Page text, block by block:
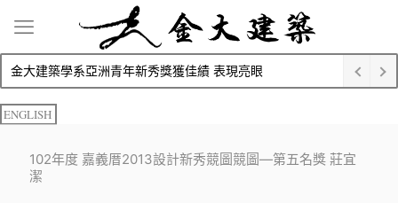
金大建築學系亞洲青年新秀獎獲佳績 表現亮眼
ENGLISH
102年度 嘉義厝2013設計新秀競圖競圖—第五名獎 莊宜
潔